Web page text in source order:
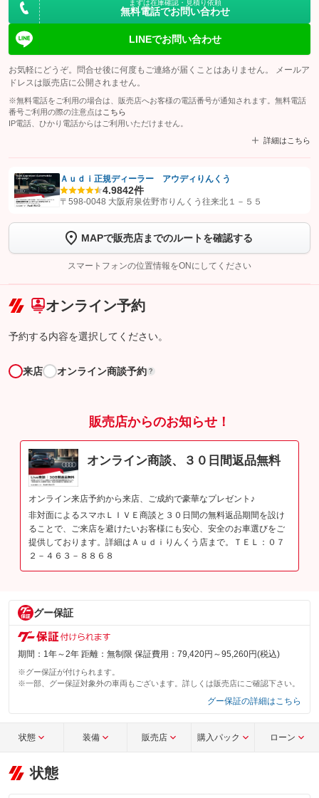
まずは在庫確認・見積り依頼
無料電話でお問い合わせ
LINEでお問い合わせ
お気軽にどうぞ。問合せ後に何度もご連絡が届くことはありません。 メールア
ドレスは販売店に公開されません。
※無料電話をご利用の場合は、販売店へお客様の電話番号が通知されます。無料電話
番号ご利用の際の注意点は こちら
IP電話、ひかり電話からはご利用いただけません。
詳細はこちら
【STEP1】認証画面でグーネットを友だち追加してから「許可する」ボタンを押
トーク画面で
ボタンをタップして問い合わせを
完了してください。
こちら
Ａｕｄｉ正規ディーラー アウディりんくう
4.9842件
〒598-0048 大阪府泉佐野市りんくう往来北１－５５
MAPで販売店までのルートを確認する
スマートフォンの位置情報をONにしてください
オンライン予約
予約する内容を選択してください。
来店 オンライン商談予約 ?
販売店からのお知らせ！
オンライン商談、３０日間返品無料
オンライン来店予約から来店、ご成約で豪華なプレゼント♪
非対面によるスマホＬＩＶＥ商談と３０日間の無料返品期間を設け
ることで、ご来店を避けたいお客様にも安心、安全のお車選びをご
提供しております。詳細はＡｕｄｉりんくう店まで。ＴＥＬ：０７
２－４６３－８８６８
グー保証
期間：1年～2年 距離：無制限 保証費用：79,420円～95,260円(税込)
※グー保証が付けられます。
※一部、グー保証対象外の車両もございます。詳しくは販売店にご確認下さい。
グー保証の詳細はこちら
状態 装備 販売店 購入パック ローン
状態